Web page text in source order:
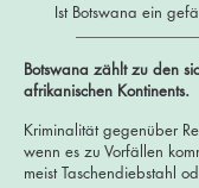
Ist Botswana ein
Botswana zählt zu den
afrikanischen Kontinents.
Kriminalität gegenüber
wenn es zu Vorfällen
meist Taschendiebstahl